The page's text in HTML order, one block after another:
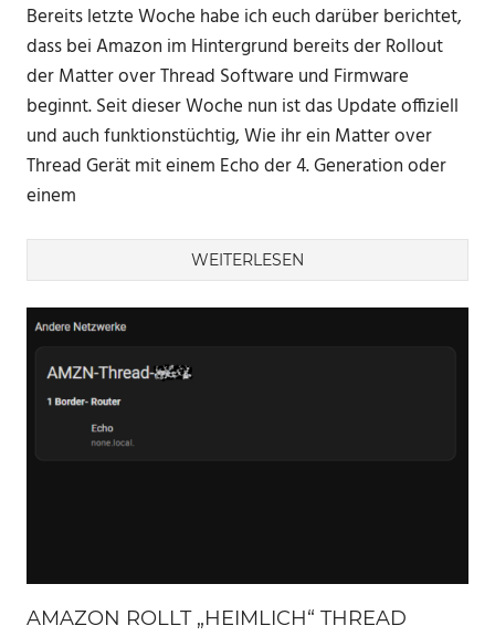
Bereits letzte Woche habe ich euch darüber berichtet,
dass bei Amazon im Hintergrund bereits der Rollout
der Matter over Thread Software und Firmware
beginnt. Seit dieser Woche nun ist das Update offiziell
und auch funktionstüchtig, Wie ihr ein Matter over
Thread Gerät mit einem Echo der 4. Generation oder
einem
WEITERLESEN
AMAZON ROLLT „HEIMLICH“ THREAD